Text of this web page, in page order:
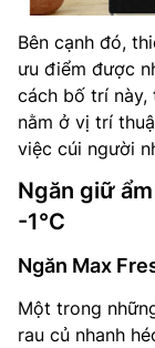
Bên cạnh đó,
ưu điểm được
cách bố trí này,
nằm ở vị trí
việc cúi người
Ngăn giữ
-1°C
Ngăn Max
Một trong
rau củ nhanh